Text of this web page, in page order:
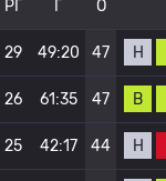
РГ Г О
29 49:20 47 Н
26 61:35 47 В
25 42:17 44 Н